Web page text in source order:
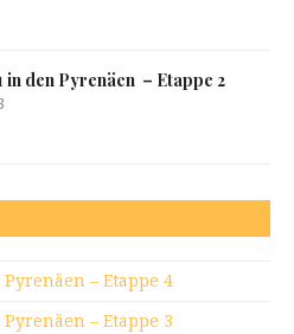
in den Pyrenäen – Etappe 2
– Etappe 4
– Etappe 3